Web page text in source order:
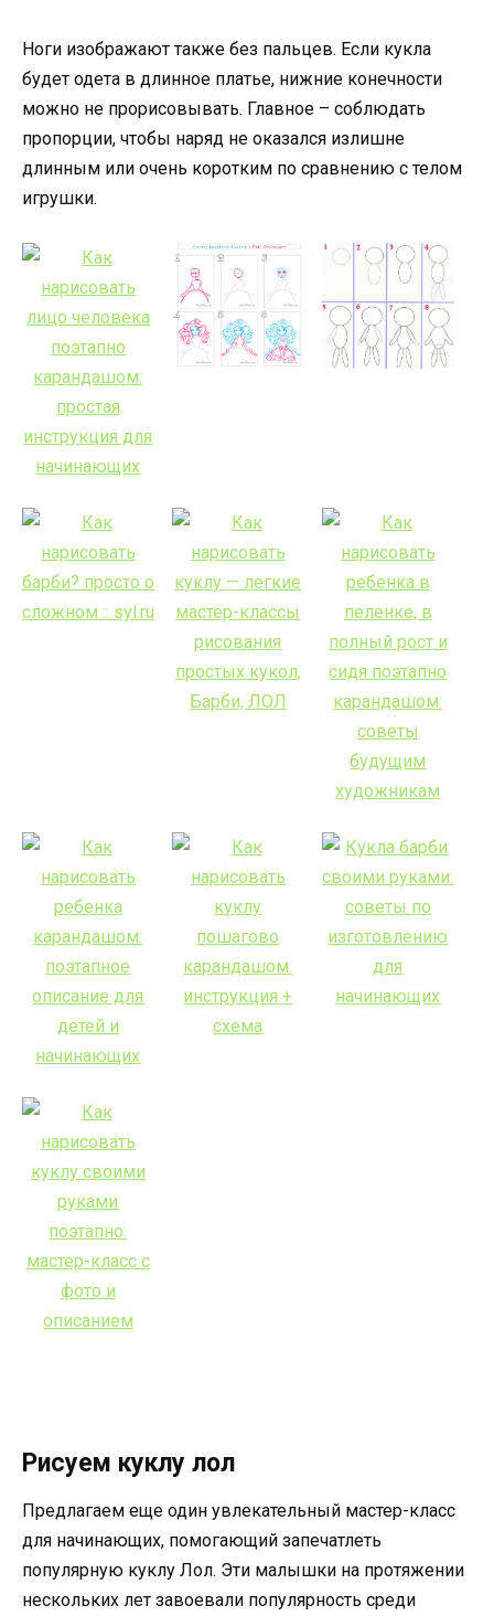
Ноги изображают также без пальцев. Если кукла
будет одета в длинное платье, нижние конечности
можно не прорисовывать. Главное – соблюдать
пропорции, чтобы наряд не оказался излишне
длинным или очень коротким по сравнению с телом
игрушки.
Рисуем куклу лол
Предлагаем еще один увлекательный мастер-класс
для начинающих, помогающий запечатлеть
популярную куклу Лол. Эти малышки на протяжении
нескольких лет завоевали популярность среди